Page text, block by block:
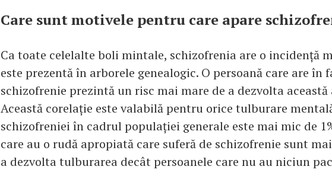
Care sunt motivele pentru care apare
Ca toate celelalte boli mintale, schizofrenia are o incidență
este prezentă în arborele genealogic. O persoană care are în
schizofrenie prezintă un risc mai mare de a dezvolta această
Această corelație este valabilă pentru orice tulburare
schizofreniei în cadrul populației generale este mai mic de
care au o rudă apropiată care suferă de schizofrenie sunt
a dezvolta tulburarea decât persoanele care nu au niciun